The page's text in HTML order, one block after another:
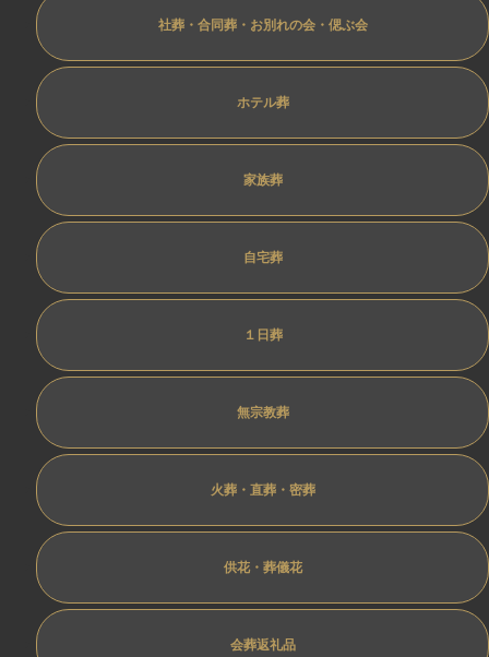
社葬・合同葬・お別れの会・偲ぶ会
ホテル葬
家族葬
自宅葬
１日葬
無宗教葬
火葬・直葬・密葬
供花・葬儀花
会葬返礼品